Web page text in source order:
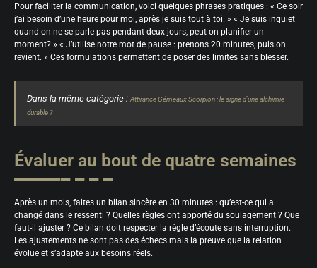
Pour faciliter la communication, voici quelques phrases pratiques : « Ce soir
j’ai besoin d’une heure pour moi, après je suis tout à toi. » « Je suis inquiet
quand on ne se parle pas pendant deux jours, peut-on planifier un
moment? » « J’utilise notre mot de pause : prenons 20 minutes, puis on
revient. » Ces formulations permettent de poser des limites sans blesser.
Dans la même catégorie : Attirance Gémeaux Scorpion : le signe d’une alchimie
durable ?
Évaluer au bout de quatre semaines
Après un mois, faites un bilan sincère en 30 minutes : qu’est-ce qui a
changé dans le ressenti ? Quelles règles ont apporté du soulagement ? Que
faut-il ajuster ? Ce bilan doit respecter la règle d’écoute sans interruption.
Les ajustements ne sont pas des échecs mais la preuve que la relation
évolue et s’adapte aux besoins réels.